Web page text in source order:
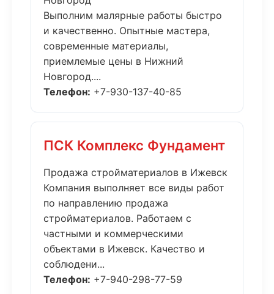
Выполним малярные работы быстро
и качественно. Опытные мастера,
современные материалы,
приемлемые цены в Нижний
Новгород....
Телефон: +7-930-137-40-85
ПСК Комплекс Фундамент
Продажа стройматериалов в Ижевск
Компания выполняет все виды работ
по направлению продажа
стройматериалов. Работаем с
частными и коммерческими
объектами в Ижевск. Качество и
соблюдени...
Телефон: +7-940-298-77-59